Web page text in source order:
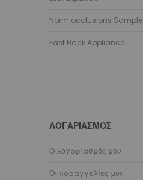
Norm occlusions Sample
Fast Back Appliance
ΛΟΓΑΡΙΑΣΜΌΣ
Ο λογαριασμός μου
Οι παραγγελίες μου